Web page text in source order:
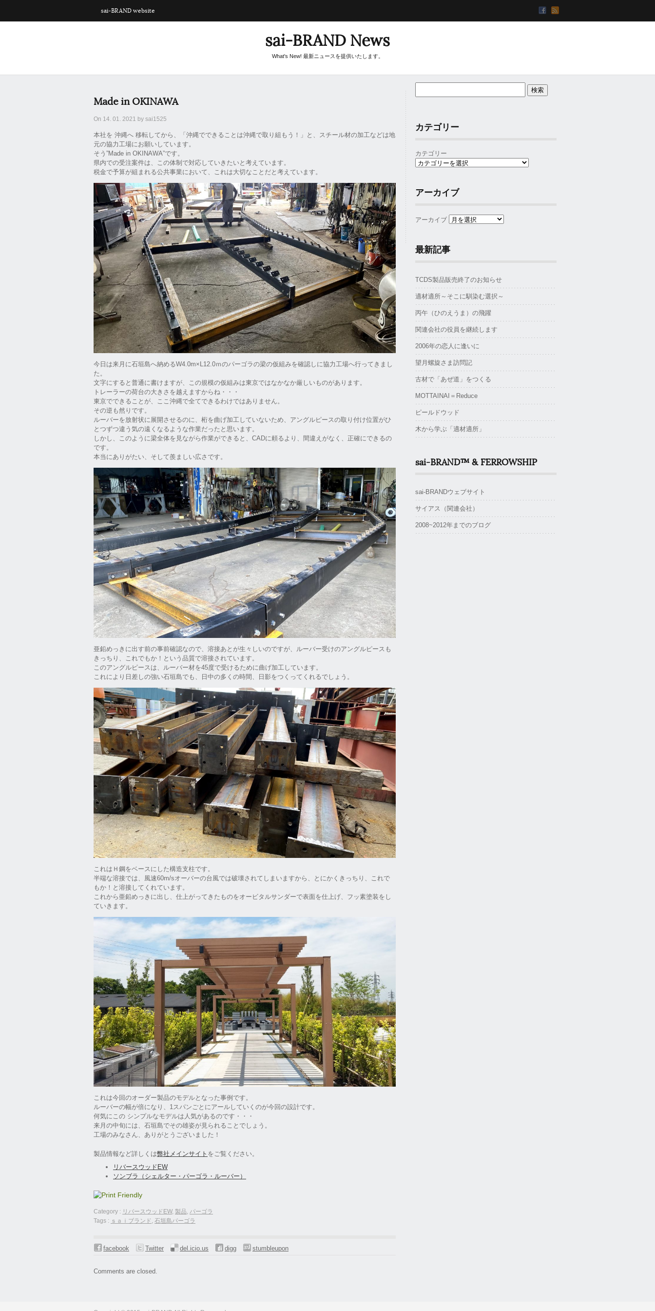
sai-BRAND website
sai-BRAND News
What's New! 最新ニュースを提供いたします。
Made in OKINAWA
On 14. 01. 2021 by sai1525
本社を 沖縄へ 移転してから、「沖縄でできることは沖縄で取り組もう！」と、スチール材の加工などは地
元の協力工場にお願いしています。
そう”Made in OKINAWA”です。
県内での受注案件は、この体制で対応していきたいと考えています。
税金で予算が組まれる公共事業において、これは大切なことだと考えています。
今日は来月に石垣島へ納めるW4.0m×L12.0ｍのパーゴラの梁の仮組みを確認しに協力工場へ行ってきまし
た。
文字にすると普通に書けますが、この規模の仮組みは東京ではなかなか厳しいものがあります。
トレーラーの荷台の大きさを越えますからね・・・
東京でできることが、ここ沖縄で全てできるわけではありません。
その逆も然りです。
ルーバーを放射状に展開させるのに、桁を曲げ加工していないため、アングルピースの取り付け位置がひ
とつずつ違う気の遠くなるような作業だったと思います。
しかし、このように梁全体を見ながら作業ができると、CADに頼るより、間違えがなく、正確にできるの
です。
本当にありがたい、そして羨ましい広さです。
亜鉛めっきに出す前の事前確認なので、溶接あとが生々しいのですが、ルーバー受けのアングルピースも
きっちり、これでもか！という品質で溶接されています。
このアングルピースは、ルーバー材を45度で受けるために曲げ加工しています。
これにより日差しの強い石垣島でも、日中の多くの時間、日影をつくってくれるでしょう。
これはＨ鋼をベースにした構造支柱です。
半端な溶接では、風速60m/sオーバーの台風では破壊されてしまいますから、とにかくきっちり、これで
もか！と溶接してくれています。
これから亜鉛めっきに出し、仕上がってきたものをオービタルサンダーで表面を仕上げ、フッ素塗装をし
ていきます。
これは今回のオーダー製品のモデルとなった事例です。
ルーバーの幅が倍になり、1スパンごとにアールしていくのが今回の設計です。
何気にこの シンプルなモデルは人気があるのです・・・
来月の中旬には、石垣島でその雄姿が見られることでしょう。
工場のみなさん、ありがとうございました！
製品情報など詳しくは弊社メインサイト をご覧ください。
リバースウッドEW
ソンブラ（シェルター・パーゴラ・ルーバー）
Category : リバースウッドEW, 製品, パーゴラ
Tags : ｓａｉブランド , 石垣島パーゴラ
facebook Twitter del.icio.us digg stumbleupon
Comments are closed.
カテゴリー
カテゴリー
アーカイブ
アーカイブ
最新記事
TCDS製品販売終了のお知らせ
適材適所～そこに馴染む選択～
丙午（ひのえうま）の飛躍
関連会社の役員を継続します
2006年の恋人に逢いに
望月螺旋さま訪問記
古材で「あぜ道」をつくる
MOTTAINAI＝Reduce
ピールドウッド
木から学ぶ「適材適所」
sai-BRAND™ & FERROWSHIP
sai-BRANDウェブサイト
サイアス（関連会社）
2008~2012年までのブログ